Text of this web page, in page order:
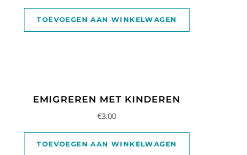
TOEVOEGEN AAN WINKELWAGEN
EMIGREREN MET KINDEREN
€3.00
TOEVOEGEN AAN WINKELWAGEN